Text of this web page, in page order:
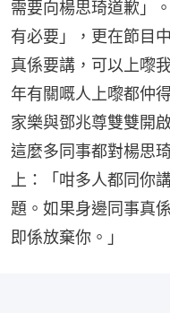
需要向楊思琦道歉」
有必要」，更在節目
真係要講，可以上嚟
年有關嘅人上嚟都仲
家樂與鄧兆尊雙雙開
這麼多同事都對楊思
上：「咁多人都同你
題。如果身邊同事真
即係放棄你。」